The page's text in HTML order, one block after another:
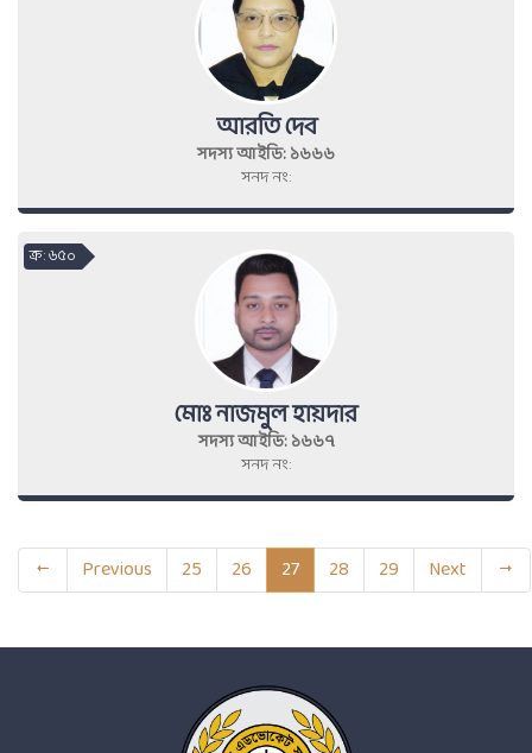
আরতি দেব
সদস্য আইডি: ১৬৬৬
সনদ নং:
মোঃ নাজমুল হায়দার
সদস্য আইডি: ১৬৬৭
সনদ নং:
ক্র : ৬৫০
Previous 25 26 27 28 29 Next